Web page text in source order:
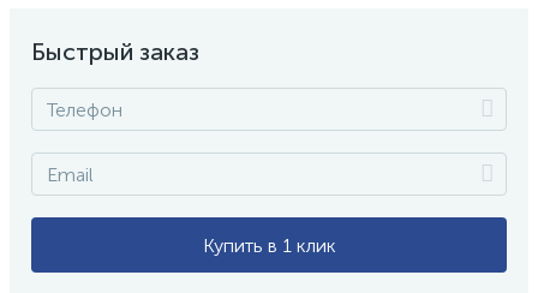
Быстрый заказ
Купить в 1 клик